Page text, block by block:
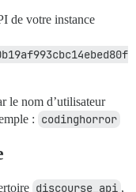
de votre instance
le nom d’utilisateur
: codinghorror
discourse_api ,